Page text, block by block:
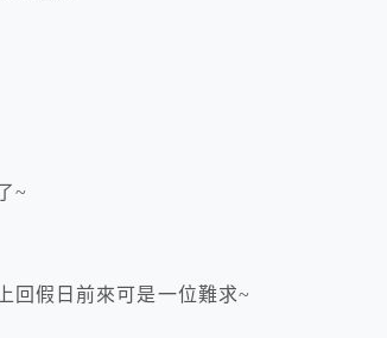
~
回假日前來可是一位難求~